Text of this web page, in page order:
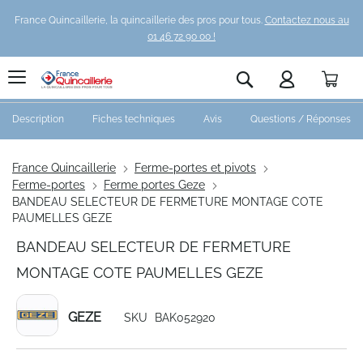
France Quincaillerie, la quincaillerie des pros pour tous. Contactez nous au
01 46 72 90 00 !
Rechercher
France Quincaillerie
Ferme-portes et pivots
Ferme-portes
Ferme portes Geze
BANDEAU SELECTEUR DE FERMETURE MONTAGE COTE
PAUMELLES GEZE
BANDEAU SELECTEUR DE FERMETURE
MONTAGE COTE PAUMELLES GEZE
GEZE SKU BAK052920
Description Fiches techniques Avis Questions / Réponses